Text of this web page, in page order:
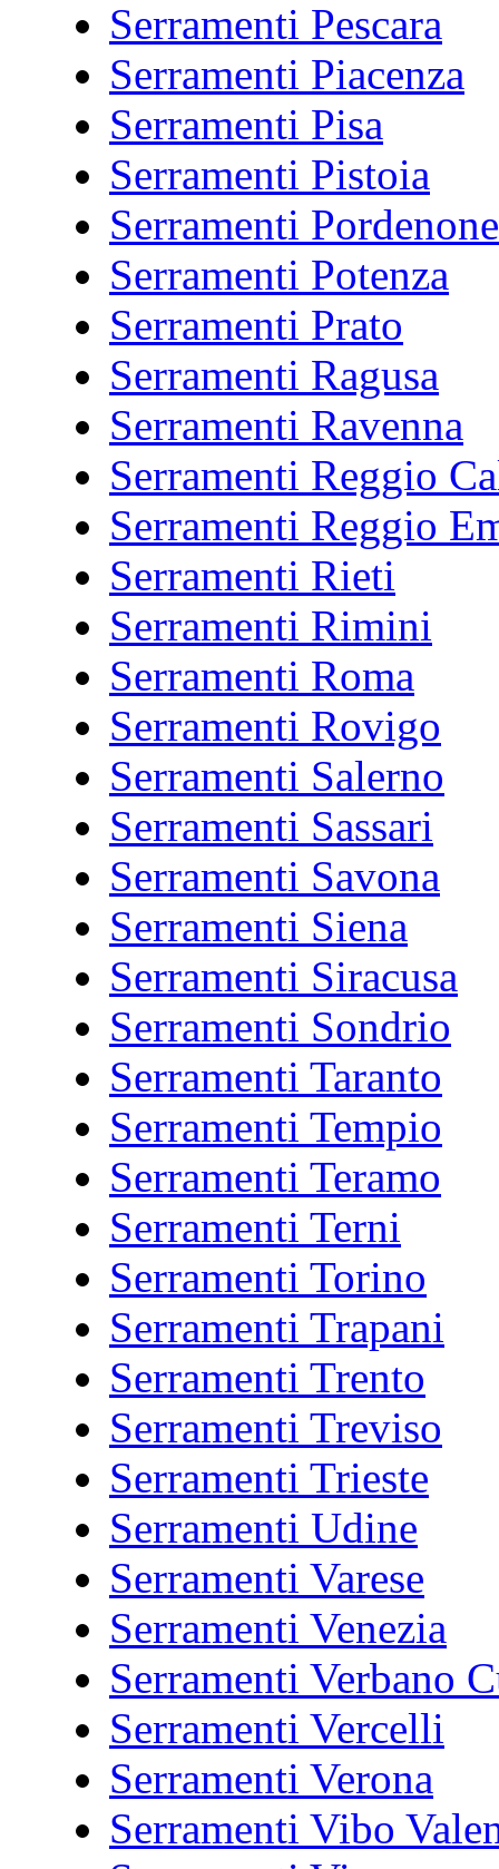
Serramenti Pescara
Serramenti Piacenza
Serramenti Pisa
Serramenti Pistoia
Serramenti Pordenone
Serramenti Potenza
Serramenti Prato
Serramenti Ragusa
Serramenti Ravenna
Serramenti Reggio
Serramenti Reggio
Serramenti Rieti
Serramenti Rimini
Serramenti Roma
Serramenti Rovigo
Serramenti Salerno
Serramenti Sassari
Serramenti Savona
Serramenti Siena
Serramenti Siracusa
Serramenti Sondrio
Serramenti Taranto
Serramenti Tempio
Serramenti Teramo
Serramenti Terni
Serramenti Torino
Serramenti Trapani
Serramenti Trento
Serramenti Treviso
Serramenti Trieste
Serramenti Udine
Serramenti Varese
Serramenti Venezia
Serramenti Verbano
Serramenti Vercelli
Serramenti Verona
Serramenti Vibo